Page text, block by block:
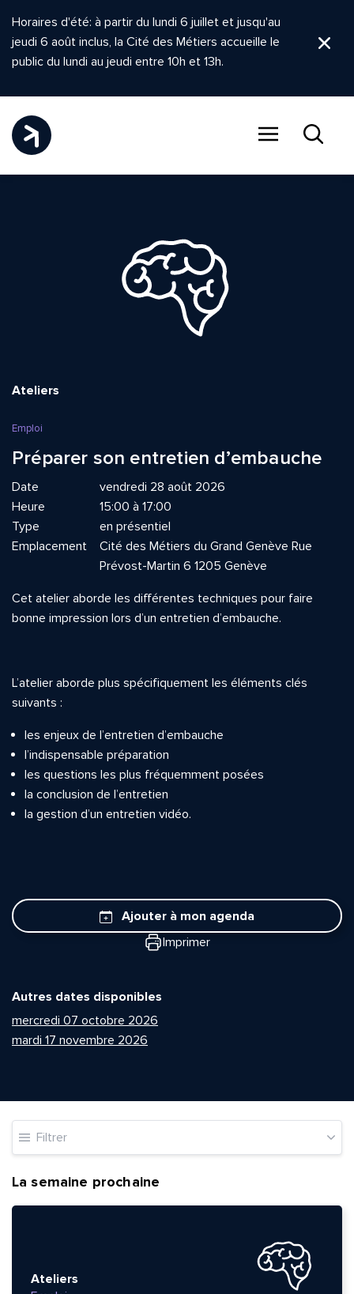
Horaires d'été: à partir du lundi 6 juillet et jusqu'au
jeudi 6 août inclus, la Cité des Métiers accueille le
public du lundi au jeudi entre 10h et 13h.
Ateliers
Emploi
Préparer son entretien d’embauche
Date
vendredi 28 août 2026
Heure
15:00 à 17:00
Type
en présentiel
Emplacement
Cité des Métiers du Grand Genève Rue
Prévost-Martin 6 1205 Genève
Cet atelier aborde les différentes techniques pour faire
bonne impression lors d’un entretien d’embauche.
L’atelier aborde plus spécifiquement les éléments clés
suivants :
les enjeux de l’entretien d’embauche
l’indispensable préparation
les questions les plus fréquemment posées
la conclusion de l’entretien
la gestion d’un entretien vidéo.
Ajouter à mon agenda
Imprimer
Autres dates disponibles
mercredi 07 octobre 2026
mardi 17 novembre 2026
Filtrer
La semaine prochaine
Ateliers